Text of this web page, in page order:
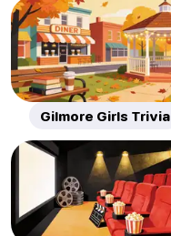
Gilmore Girls Trivia